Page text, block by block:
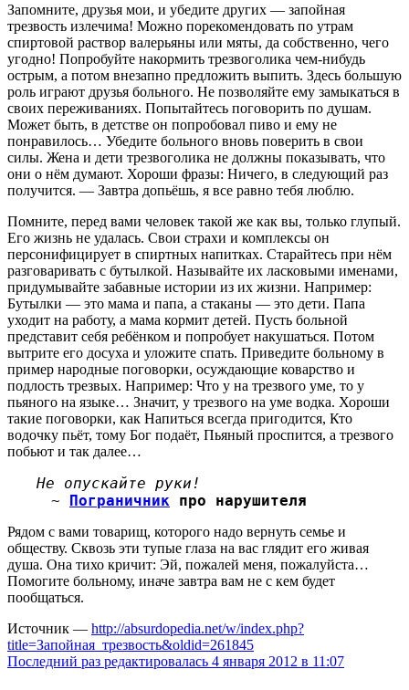
Запомните, друзья мои, и убедите других — запойная
трезвость излечима! Можно порекомендовать по утрам
спиртовой раствор валерьяны или мяты, да собственно, чего
угодно! Попробуйте накормить трезвоголика чем-нибудь
острым, а потом внезапно предложить выпить. Здесь большую
роль играют друзья больного. Не позволяйте ему замыкаться в
своих переживаниях. Попытайтесь поговорить по душам.
Может быть, в детстве он попробовал пиво и ему не
понравилось… Убедите больного вновь поверить в свои
силы. Жена и дети трезвоголика не должны показывать, что
они о нём думают. Хороши фразы: Ничего, в следующий раз
получится. — Завтра допьёшь, я все равно тебя люблю.
Помните, перед вами человек такой же как вы, только глупый.
Его жизнь не удалась. Свои страхи и комплексы он
персонифицирует в спиртных напитках. Старайтесь при нём
разговаривать с бутылкой. Называйте их ласковыми именами,
придумывайте забавные истории из их жизни. Например:
Бутылки — это мама и папа, а стаканы — это дети. Папа
уходит на работу, а мама кормит детей. Пусть больной
представит себя ребёнком и попробует накушаться. Потом
вытрите его досуха и уложите спать. Приведите больному в
пример народные поговорки, осуждающие коварство и
подлость трезвых. Например: Что у на трезвого уме, то у
пьяного на языке… Значит, у трезвого на уме водка. Хороши
такие поговорки, как Напиться всегда пригодится, Кто
водочку пьёт, тому Бог подаёт, Пьяный проспится, а трезвого
побьют и так далее…
Не опускайте руки!
~ Пограничник про нарушителя
Рядом с вами товарищ, которого надо вернуть семье и
обществу. Сквозь эти тупые глаза на вас глядит его живая
душа. Она тихо кричит: Эй, пожалей меня, пожалуйста…
Помогите больному, иначе завтра вам не с кем будет
пообщаться.
Источник — http://absurdopedia.net/w/index.php?
title=Запойная_трезвость&oldid=261845
Последний раз редактировалась 4 января 2012 в 11:07